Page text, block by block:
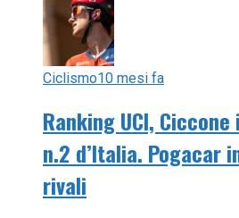
Ciclismo10 mesi fa
Ranking UCI,
n.2 d’Italia. Pogacar
rivali